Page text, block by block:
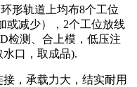
形轨道上均布8个工位
或减少），2个工位放线
检测、合上模，低压注
口，取成品).
，承载力大，结实耐用